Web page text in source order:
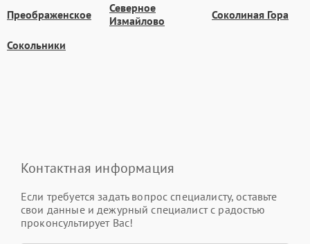
Преображенское
Северное
Измайлово
Соколиная Гора
Сокольники
Контактная информация
Если требуется задать вопрос специалисту, оставьте
свои данные и дежурный специалист с радостью
проконсультирует Вас!